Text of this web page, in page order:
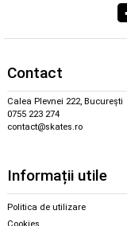
Contact
Calea Plevnei 222, București
0755 223 274
contact@skates.ro
Informații utile
Politica de utilizare
Cookies